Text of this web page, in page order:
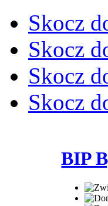
Skocz
Skocz
Skocz
Skocz
BIP